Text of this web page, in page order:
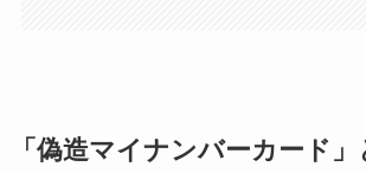
「偽造マイナンバーカード